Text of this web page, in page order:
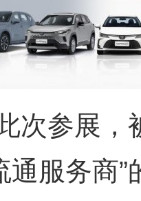
参展，
通服务商